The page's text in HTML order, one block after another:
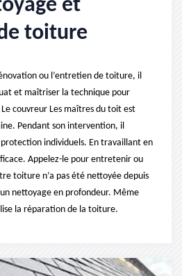
et
toiture
ou l’entretien de toiture, il
et maîtriser la technique pour
couvreur Les maîtres du toit est
Pendant son intervention, il
protection individuels. En travaillant en
Appelez-le pour entretenir ou
toiture n’a pas été nettoyée depuis
nettoyage en profondeur. Même
la réparation de la toiture.